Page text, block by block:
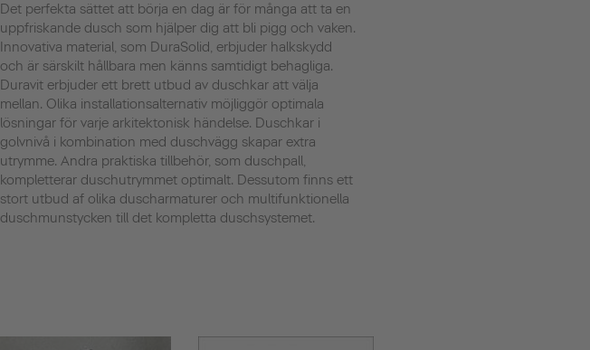
Det perfekta sättet att börja en dag är för många att ta en
uppfriskande dusch som hjälper dig att bli pigg och vaken.
Innovativa material, som DuraSolid, erbjuder halkskydd
och är särskilt hållbara men känns samtidigt behagliga.
Duravit erbjuder ett brett utbud av duschkar att välja
mellan. Olika installationsalternativ möjliggör optimala
lösningar för varje arkitektonisk händelse. Duschkar i
golvnivå i kombination med duschvägg skapar extra
utrymme. Andra praktiska tillbehör, som duschpall,
kompletterar duschutrymmet optimalt. Dessutom finns ett
stort utbud af olika duscharmaturer och multifunktionella
duschmunstycken till det kompletta duschsystemet.